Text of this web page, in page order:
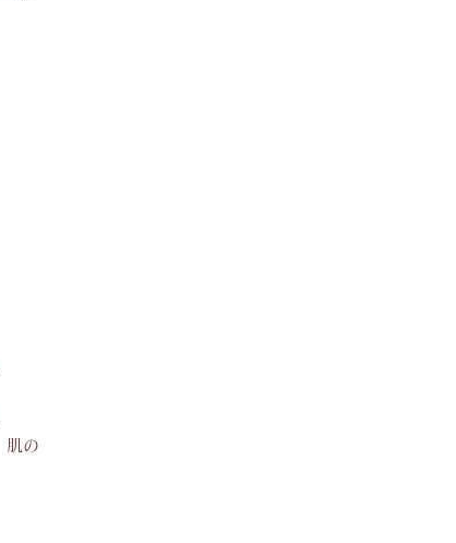
肌の